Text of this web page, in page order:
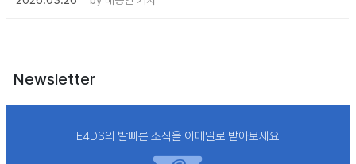
Newsletter
E4DS의 발빠른 소식을 이메일로 받아보세요